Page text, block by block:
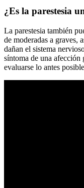
¿Es la parestesia
La parestesia también
de moderadas a graves,
dañan el sistema
síntoma de una afección
evaluarse lo antes